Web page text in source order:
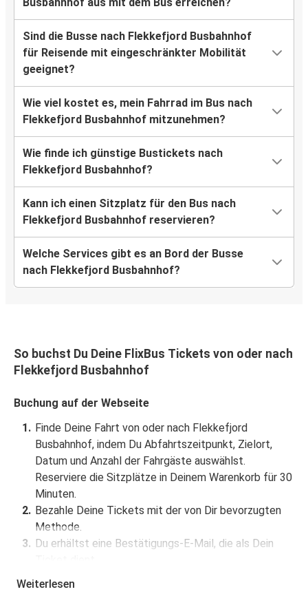
Sind die Busse nach Flekkefjord Busbahnhof
für Reisende mit eingeschränkter Mobilität
geeignet?
Wie viel kostet es, mein Fahrrad im Bus nach
Flekkefjord Busbahnhof mitzunehmen?
Wie finde ich günstige Bustickets nach
Flekkefjord Busbahnhof?
Kann ich einen Sitzplatz für den Bus nach
Flekkefjord Busbahnhof reservieren?
Welche Services gibt es an Bord der Busse
nach Flekkefjord Busbahnhof?
So buchst Du Deine FlixBus Tickets von oder nach
Flekkefjord Busbahnhof
Buchung auf der Webseite
Finde Deine Fahrt von oder nach Flekkefjord
Busbahnhof, indem Du Abfahrtszeitpunkt, Zielort,
Datum und Anzahl der Fahrgäste auswählst.
Reserviere die Sitzplätze in Deinem Warenkorb für 30
Minuten.
Bezahle Deine Tickets mit der von Dir bevorzugten
Methode.
Du erhältst eine Bestätigungs-E-Mail, die als Dein
Weiterlesen